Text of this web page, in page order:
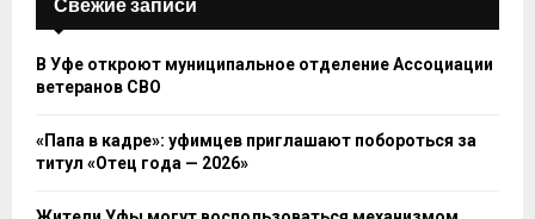
Свежие записи
В Уфе откроют муниципальное отделение Ассоциации
ветеранов СВО
«Папа в кадре»: уфимцев приглашают побороться за
титул «Отец года — 2026»